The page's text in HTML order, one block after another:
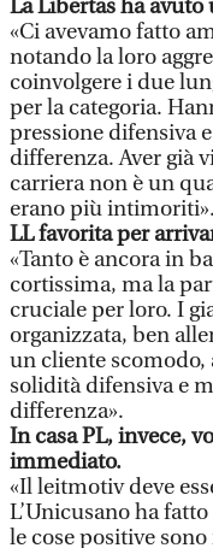
La Libertas ha
«Ci avevamo fatto
notando la loro
coinvolgere i due
per la categoria.
pressione difensiva
differenza. Aver già
carriera non è un
erano più intimoriti».
LL favorita per
«Tanto è ancora in
cortissima, ma la
cruciale per loro. I
organizzata, ben
un cliente scomodo,
solidità difensiva e
differenza».
In casa PL, invece,
immediato.
«Il leitmotiv deve
L’Unicusano ha
le cose positive